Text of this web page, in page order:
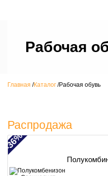
Рабочая
Главная /Каталог /Рабочая обувь
Распродажа
-36%